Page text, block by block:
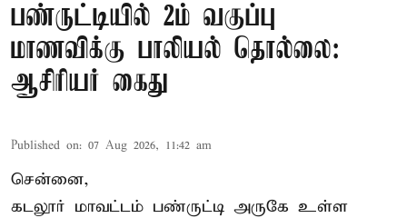
பண்ருட்டியில் 2ம் வகுப்பு
மாணவிக்கு பாலியல் தொல்லை:
ஆசிரியர் கைது
Published on: 07 Aug 2026, 11:42 am
சென்னை,
கடலூர் மாவட்டம் பண்ருட்டி அருகே உள்ள